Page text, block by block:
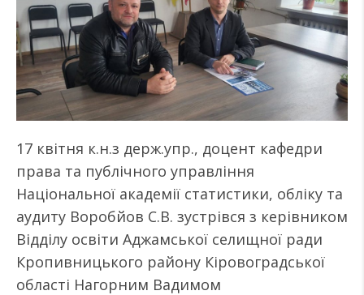
17 квітня к.н.з держ.упр., доцент кафедри
права та публічного управління
Національної академії статистики, обліку та
аудиту Воробйов С.В. зустрівся з керівником
Відділу освіти Аджамської селищної ради
Кропивницького району Кіровоградської
області Нагорним Вадимом